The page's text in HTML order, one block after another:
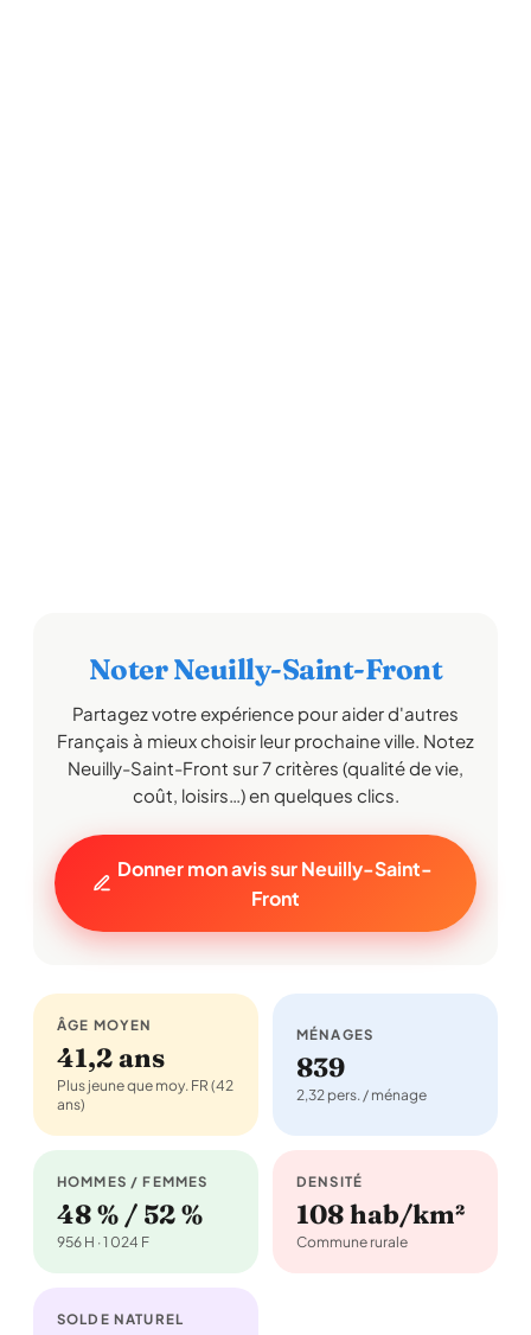
Noter Neuilly-Saint-Front
Partagez votre expérience pour aider d'autres
Français à mieux choisir leur prochaine ville. Notez
Neuilly-Saint-Front sur 7 critères (qualité de vie,
coût, loisirs…) en quelques clics.
Donner mon avis sur Neuilly-Saint-
Front
ÂGE MOYEN
41,2 ans
Plus jeune que moy. FR (42
ans)
MÉNAGES
839
2,32 pers. / ménage
HOMMES / FEMMES
48 % / 52 %
956 H · 1 024 F
DENSITÉ
108 hab/km²
Commune rurale
SOLDE NATUREL